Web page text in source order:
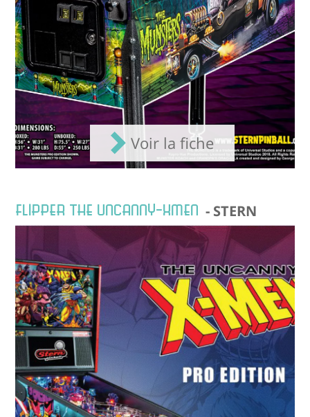
Voir la fiche
FLIPPER THE UNCANNY-XMEN - STERN